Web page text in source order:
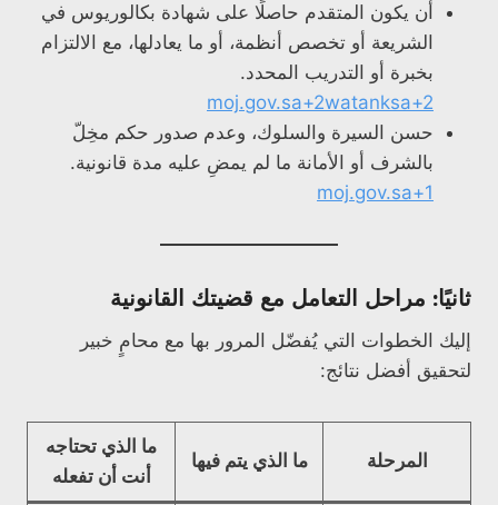
أن يكون المتقدم حاصلًا على شهادة بكالوريوس في
الشريعة أو تخصص أنظمة، أو ما يعادلها، مع الالتزام
بخبرة أو التدريب المحدد.
moj.gov.sa+2watanksa+2
حسن السيرة والسلوك، وعدم صدور حكم مخِلّ
بالشرف أو الأمانة ما لم يمضِ عليه مدة قانونية.
moj.gov.sa+1
ثانيًا: مراحل التعامل مع قضيتك القانونية
إليك الخطوات التي يُفضّل المرور بها مع محامٍ خبير
لتحقيق أفضل نتائج:
المرحلة ما الذي يتم فيها
ما الذي تحتاجه
أنت أن تفعله